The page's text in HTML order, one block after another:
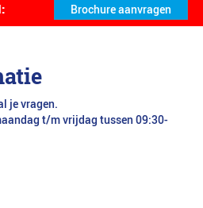
je vragen.
t/m vrijdag tussen 09:30-